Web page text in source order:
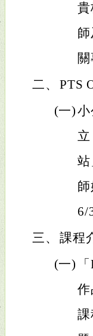
二、 PTS
(一)
6/
三、 課程
(一)